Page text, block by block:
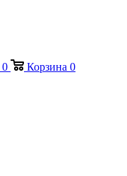
0 Корзина 0